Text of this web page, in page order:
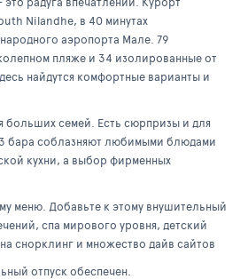
Nilandhe, в 40 минутах
аэропорта Мале. 79
пляже и 34 изолированные от
найдутся комфортные варианты и
больших семей. Есть сюрпризы и для
бара соблазняют любимыми блюдами
кухни, а выбор фирменных
меню. Добавьте к этому внушительный
спа мирового уровня, детский
снорклинг и множество дайв сайтов
отпуск обеспечен.